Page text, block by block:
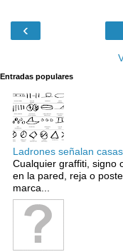
‹
Entradas populares
Ladrones señalan
Cualquier graffiti, signo
en la pared, reja o
marca...